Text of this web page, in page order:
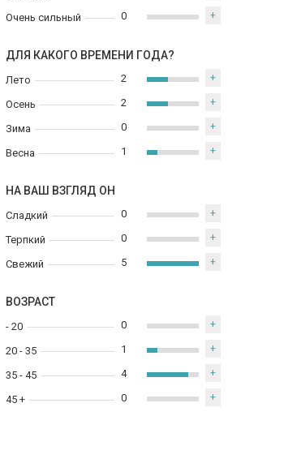
Очень сильный
0 +
ДЛЯ КАКОГО ВРЕМЕНИ ГОДА?
Лето
Осень
Зима
Весна
2 +
2 +
0 +
1 +
НА ВАШ ВЗГЛЯД ОН
Сладкий
Терпкий
Свежий
0 +
0 +
5 +
ВОЗРАСТ
- 20
20 - 35
35 - 45
45 +
0 +
1 +
4 +
0 +